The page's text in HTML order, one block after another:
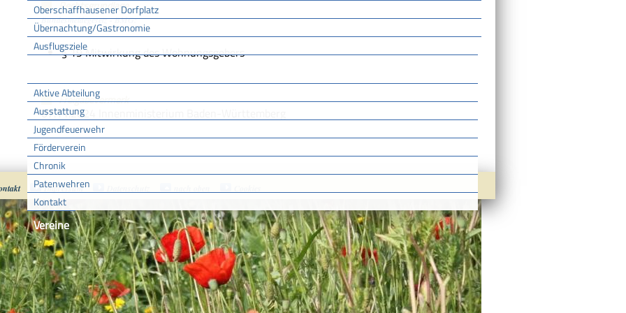
Oberschaffhausener Dorfplatz
Übernachtung/Gastronomie
Ausflugsziele
Aktive Abteilung
Ausstattung
Jugendfeuerwehr
Förderverein
Chronik
Patenwehren
Kontakt
Vereine
Rechtsgrundlage
Bundesmeldegesetz - BMG:
§ 19 Mitwirkung des Wohnungsgebers
Freigabevermerk
07.11.2024 Innenministerium Baden-Württemberg
Impressum